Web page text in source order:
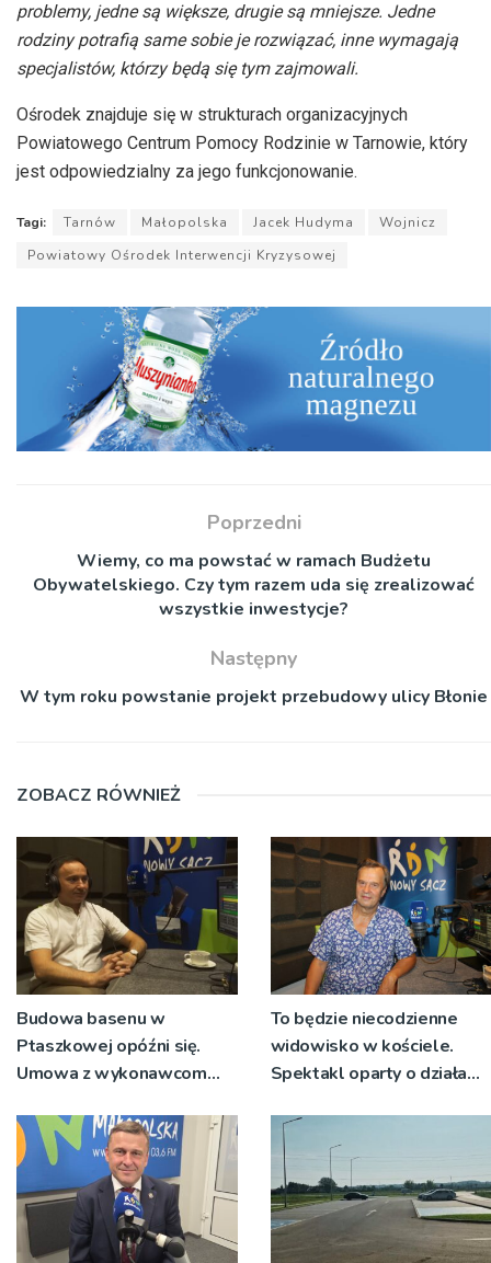
problemy, jedne są większe, drugie są mniejsze. Jedne
rodziny potrafią same sobie je rozwiązać, inne wymagają
specjalistów, którzy będą się tym zajmowali.
Ośrodek znajduje się w strukturach organizacyjnych
Powiatowego Centrum Pomocy Rodzinie w Tarnowie, który
jest odpowiedzialny za jego funkcjonowanie.
Tagi: Tarnów Małopolska Jacek Hudyma
Wojnicz
Powiatowy Ośrodek Interwencji Kryzysowej
Poprzedni
Wiemy, co ma powstać w ramach Budżetu
Obywatelskiego. Czy tym razem uda się zrealizować
wszystkie inwestycje?
Następny
W tym roku powstanie projekt przebudowy ulicy Błonie
ZOBACZ RÓWNIEŻ
Budowa basenu w
Ptaszkowej opóźni się.
Umowa z wykonawcom
nie zostanie podpisana
To będzie niecodzienne
widowisko w kościele.
Spektakl oparty o działa